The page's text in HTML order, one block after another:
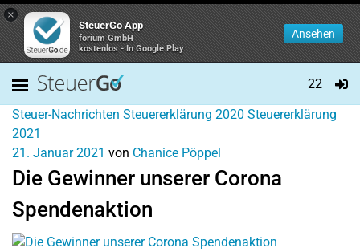
×
SteuerGo App
forium GmbH
kostenlos - In Google Play
Ansehen
22
Steuer-Nachrichten Steuererklärung 2020 Steuererklärung
2021
21. Januar 2021 von Chanice Pöppel
Die Gewinner unserer Corona
Spendenaktion